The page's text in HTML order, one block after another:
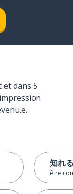
et dans 5
知れる
être